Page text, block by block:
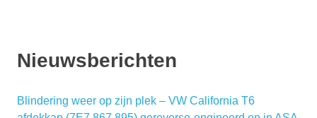
Nieuwsberichten
Blindering weer op zijn plek – VW California T6